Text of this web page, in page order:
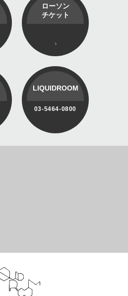
ローソン
チケット
LIQUIDROOM
03-5464-0800